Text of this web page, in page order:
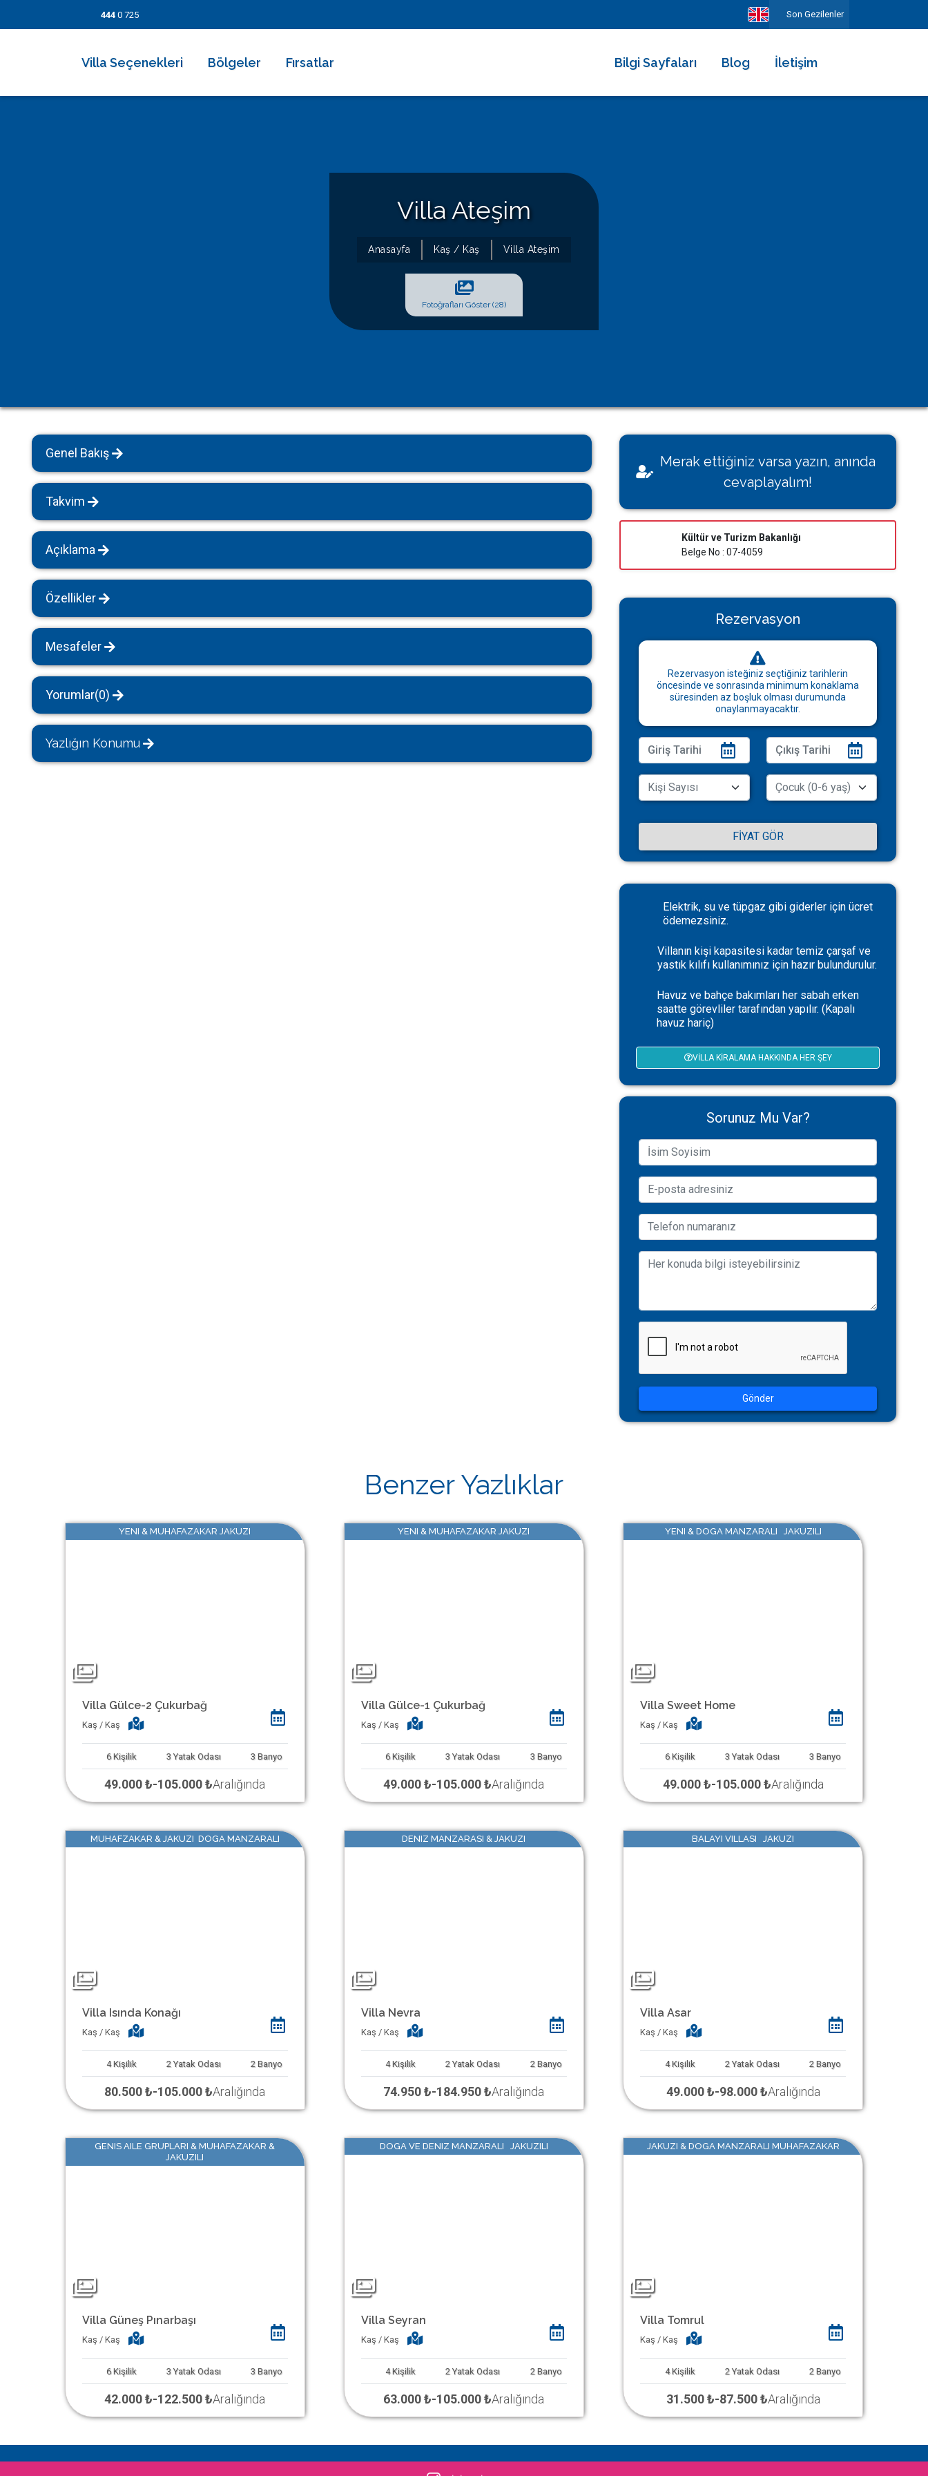
444 0 725 Son Gezilenler
Villa Seçenekleri
Kiralık Apartlar
Bungalov Evler
Kahvaltı Dahil Villalar
Tüm Villalar
Bölgeler Fırsatlar Bilgi Sayfaları
Villamı Kiraya Vermek İstiyorum
Sağlığınız Bizim İçin Değerli
Konut İzin Belge Başvurusu
Bakanlık Belgeli Konutlar
Blog İletişim
Villa Ateşim
Anasayfa Kaş / Kaş Villa Ateşim
Fotoğrafları Göster (28)
Genel Bakış
Takvim
Açıklama
Özellikler
Mesafeler
Yorumlar(0)
Yazlığın Konumu
Merak ettiğiniz varsa yazın, anında
cevaplayalım!
Kültür ve Turizm Bakanlığı
Belge No : 07-4059
Rezervasyon
Rezervasyon isteğiniz seçtiğiniz tarihlerin
öncesinde ve sonrasında minimum konaklama
süresinden az boşluk olması durumunda
onaylanmayacaktır.
FIYAT GÖR
Elektrik, su ve tüpgaz gibi giderler için ücret
ödemezsiniz.
Villanın kişi kapasitesi kadar temiz çarşaf ve
yastık kılıfı kullanımınız için hazır bulundurulur.
Havuz ve bahçe bakımları her sabah erken
saatte görevliler tarafından yapılır. (Kapalı
havuz hariç)
VILLA KIRALAMA HAKKINDA HER ŞEY
Sorunuz Mu Var?
Gönder
Benzer Yazlıklar
YENI & MUHAFAZAKAR JAKUZI
Villa Gülce-2 Çukurbağ
Kaş / Kaş
6 Kişilik 3 Yatak Odası 3 Banyo
49.000 ₺-105.000 ₺Aralığında
YENI & MUHAFAZAKAR JAKUZI
Villa Gülce-1 Çukurbağ
Kaş / Kaş
6 Kişilik 3 Yatak Odası 3 Banyo
49.000 ₺-105.000 ₺Aralığında
YENI & DOGA MANZARALI JAKUZILI
Villa Sweet Home
Kaş / Kaş
6 Kişilik 3 Yatak Odası 3 Banyo
49.000 ₺-105.000 ₺Aralığında
MUHAFZAKAR & JAKUZI DOGA MANZARALI
Villa Isında Konağı
Kaş / Kaş
4 Kişilik 2 Yatak Odası 2 Banyo
80.500 ₺-105.000 ₺Aralığında
DENIZ MANZARASI & JAKUZI
Villa Nevra
Kaş / Kaş
4 Kişilik 2 Yatak Odası 2 Banyo
74.950 ₺-184.950 ₺Aralığında
BALAYI VILLASI JAKUZI
Villa Asar
Kaş / Kaş
4 Kişilik 2 Yatak Odası 2 Banyo
49.000 ₺-98.000 ₺Aralığında
GENIS AILE GRUPLARI & MUHAFAZAKAR &
JAKUZILI
Villa Güneş Pınarbaşı
Kaş / Kaş
6 Kişilik 3 Yatak Odası 3 Banyo
42.000 ₺-122.500 ₺Aralığında
DOGA VE DENIZ MANZARALI JAKUZILI
Villa Seyran
Kaş / Kaş
4 Kişilik 2 Yatak Odası 2 Banyo
63.000 ₺-105.000 ₺Aralığında
JAKUZI & DOGA MANZARALI MUHAFAZAKAR
Villa Tomrul
Kaş / Kaş
4 Kişilik 2 Yatak Odası 2 Banyo
31.500 ₺-87.500 ₺Aralığında